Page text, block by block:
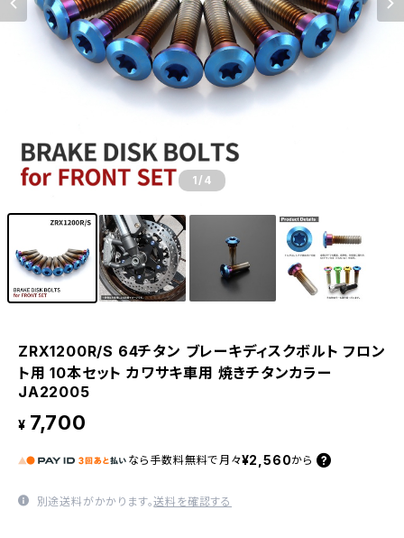
1 /4
ZRX1200R/S 64チタン ブレーキディスクボルト フロン
ト用 10本セット カワサキ車用 焼きチタンカラー
JA22005
¥ 7,700
なら 手数料無料で 月々¥2,560から
別途送料がかかります。送料を確認する